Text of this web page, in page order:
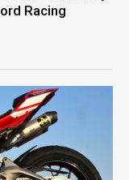
Racing